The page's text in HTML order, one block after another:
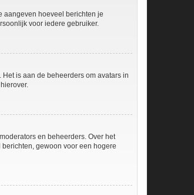
aangeven hoeveel berichten je
voor iedere gebruiker.
is aan de beheerders om avatars in
en beheerders. Over het
gewoon voor een hogere